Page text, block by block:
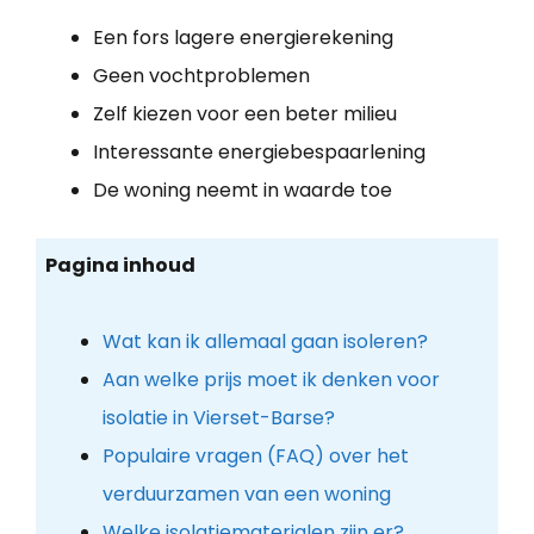
Een fors lagere energierekening
Geen vochtproblemen
Zelf kiezen voor een beter milieu
Interessante energiebespaarlening
De woning neemt in waarde toe
Pagina inhoud
Wat kan ik allemaal gaan isoleren?
Aan welke prijs moet ik denken voor
isolatie in Vierset-Barse?
Populaire vragen (FAQ) over het
verduurzamen van een woning